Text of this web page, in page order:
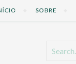
SOBRE